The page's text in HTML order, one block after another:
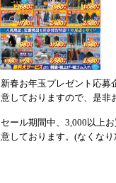
新春お年玉プレゼント応募
意しておりますので、是非
セール期間中、3,000以上
意しております。(なくな